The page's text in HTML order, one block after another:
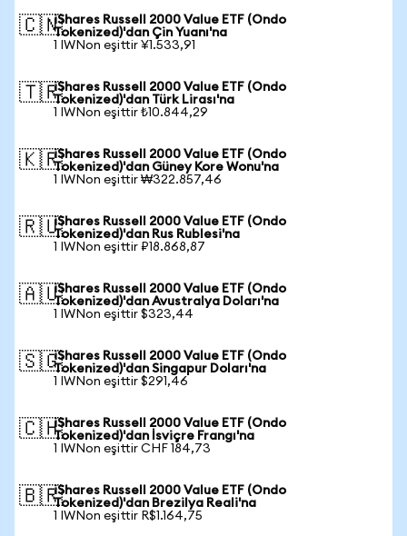
🇨🇳iShares Russell 2000 Value ETF (Ondo
Tokenized)'dan Çin Yuanı'na
1 IWNon eşittir ¥1.533,91
🇹🇷iShares Russell 2000 Value ETF (Ondo
Tokenized)'dan Türk Lirası'na
1 IWNon eşittir ₺10.844,29
🇰🇷iShares Russell 2000 Value ETF (Ondo
Tokenized)'dan Güney Kore Wonu'na
1 IWNon eşittir ₩322.857,46
🇷🇺iShares Russell 2000 Value ETF (Ondo
Tokenized)'dan Rus Rublesi'na
1 IWNon eşittir ₽18.868,87
🇦🇺iShares Russell 2000 Value ETF (Ondo
Tokenized)'dan Avustralya Doları'na
1 IWNon eşittir $323,44
🇸🇬iShares Russell 2000 Value ETF (Ondo
Tokenized)'dan Singapur Doları'na
1 IWNon eşittir $291,46
🇨🇭iShares Russell 2000 Value ETF (Ondo
Tokenized)'dan İsviçre Frangı'na
1 IWNon eşittir CHF 184,73
🇧🇷iShares Russell 2000 Value ETF (Ondo
Tokenized)'dan Brezilya Reali'na
1 IWNon eşittir R$1.164,75